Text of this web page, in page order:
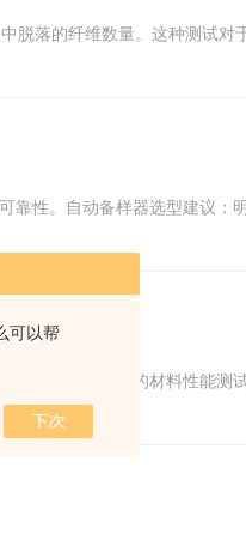
可以帮
脱落的纤维数量。这种测试
性。自动备样器选型建议：
。以下是常用的材料性能测